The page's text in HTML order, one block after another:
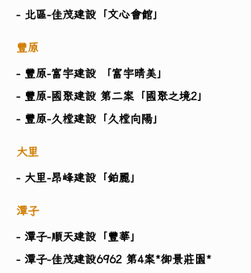
- 北區-佳茂建設「文心會館」
豐原
- 豐原-富宇建設 「富宇晴美」
- 豐原-國聚建設 第二案「國聚之境2」
- 豐原-久樘建設「久樘向陽」
大里
- 大里-昂峰建設「鉑麗」
潭子
- 潭子-順天建設「豐華」
- 潭子-佳茂建設6962 第4案*御景莊園*